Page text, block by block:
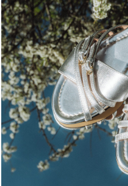
Blending sass and